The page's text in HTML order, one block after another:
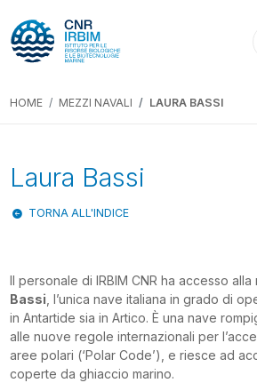
HOME MEZZI NAVALI LAURA BASSI
Laura Bassi
TORNA ALL'INDICE
Il personale di IRBIM CNR ha accesso
Bassi, l’unica nave italiana in grado di
in Antartide sia in Artico. È una nave
alle nuove regole internazionali per
aree polari (‘Polar Code’), e riesce ad
coperte da ghiaccio marino.